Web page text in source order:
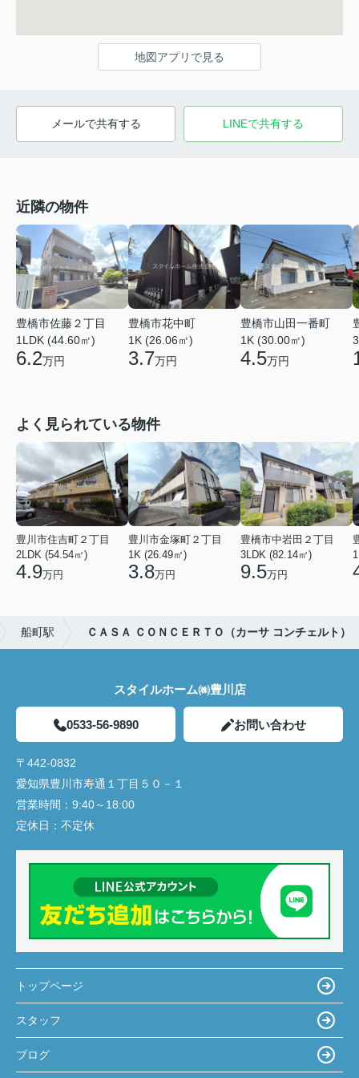
地図アプリで見る
メールで共有する LINEで共有する
近隣の物件
豊橋市佐藤２丁目
1LDK (44.60㎡)
6.2万円
豊橋市花中町
1K (26.06㎡)
3.7万円
豊橋市山田一番町
1K (30.00㎡)
4.5万円
よく見られている物件
豊川市住吉町２丁目
2LDK (54.54㎡)
4.9万円
豊川市金塚町２丁目
1K (26.49㎡)
3.8万円
豊橋市中岩田２丁目
3LDK (82.14㎡)
9.5万円
船町駅 ＣＡＳＡ ＣＯＮＣＥＲＴＯ（カーサ コンチェルト）
スタイルホーム㈱豊川店
0533-56-9890 お問い合わせ
〒442-0832
愛知県豊川市寿通１丁目５０－１
営業時間： 9:40～18:00
定休日： 不定休
トップページ
スタッフ
ブログ